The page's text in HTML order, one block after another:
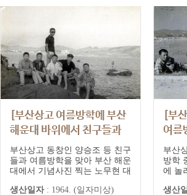
[부산상고 여름방학에 부산
해운대 바위에서 친구들과
기념촬영 하는 노무현]
부산상고 동창인 양승조 등 친구
들과 여름방학을 맞아 부산 해운
대에서 기념사진 찍는 노무현 대
생산일자 : 1964. (일자미상)
[부
여름
덕에
하는
부산
방학
에 놀
생산